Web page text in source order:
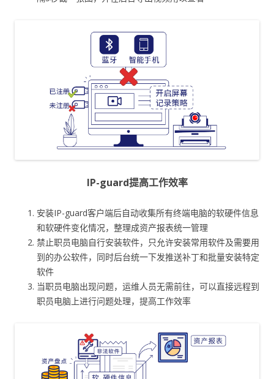
IP-guard提高工作效率
安装IP-guard客户端后自动收集所有终端电脑的软硬件信息
和软硬件变化情况，整理成资产报表统一管理
禁止职员电脑自行安装软件，只允许安装常用软件及需要用
到的办公软件，同时后台统一下发推送补丁和批量安装特定
软件
当职员电脑出现问题，运维人员无需前往，可以直接远程到
职员电脑上进行问题处理，提高工作效率